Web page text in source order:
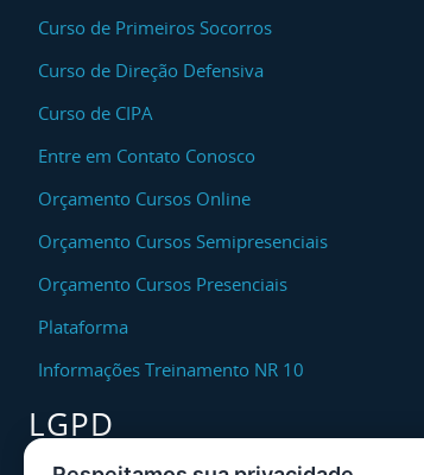
Curso de Primeiros Socorros
Curso de Direção Defensiva
Curso de CIPA
Entre em Contato Conosco
Orçamento Cursos Online
Orçamento Cursos Semipresenciais
Orçamento Cursos Presenciais
Plataforma
Informações Treinamento NR 10
LGPD